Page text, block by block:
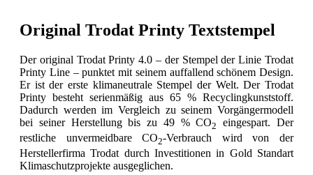
Original Trodat Printy Textstempel
Der original Trodat Printy 4.0 – der Stempel der Linie Trodat
Printy Line – punktet mit seinem auffallend schönem Design.
Er ist der erste klimaneutrale Stempel der Welt. Der Trodat
Printy besteht serienmäßig aus 65 % Recyclingkunststoff.
Dadurch werden im Vergleich zu seinem Vorgängermodell
bei seiner Herstellung bis zu 49 % CO2
eingespart. Der
restliche unvermeidbare CO2-Verbrauch wird von der
Herstellerfirma Trodat durch Investitionen in Gold Standart
Klima­schutz­pro­jek­te aus­ge­gli­chen.